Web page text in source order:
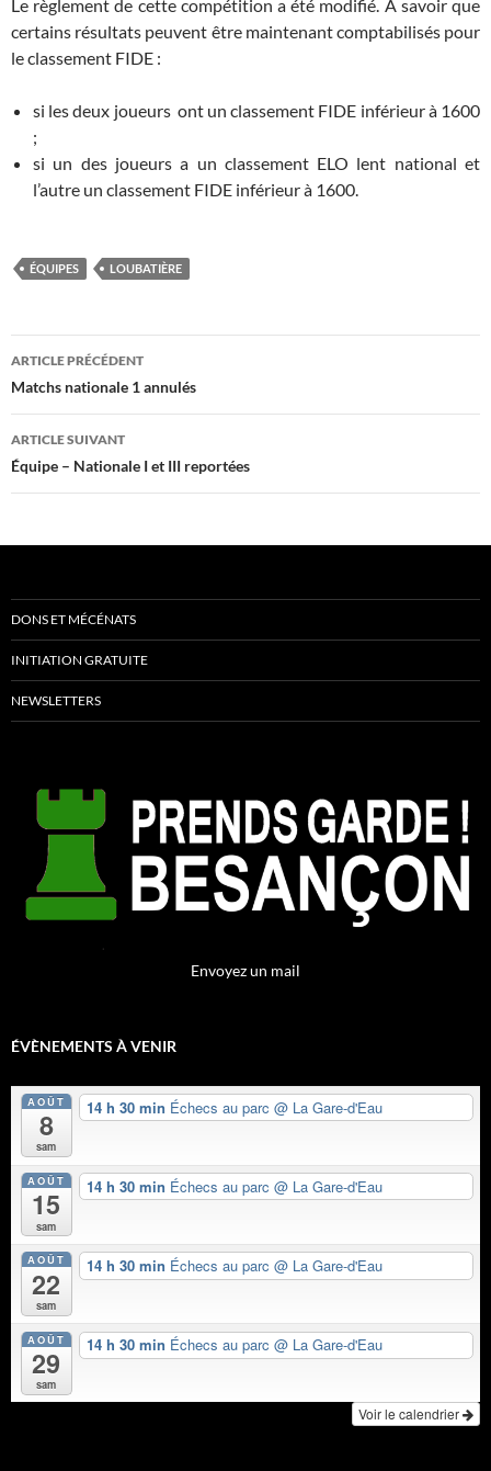
Le règlement de cette compétition a été modifié. À savoir que
certains résultats peuvent être maintenant comptabilisés pour
le classement FIDE :
si les deux joueurs ont un classement FIDE inférieur à 1600
;
si un des joueurs a un classement ELO lent national et
l’autre un classement FIDE inférieur à 1600.
ÉQUIPES LOUBATIÈRE
Navigation
des
articles
ARTICLE PRÉCÉDENT
Matchs nationale 1 annulés
ARTICLE SUIVANT
Équipe – Nationale I et III reportées
DONS ET MÉCÉNATS
INITIATION GRATUITE
NEWSLETTERS
Envoyez un mail
ÉVÈNEMENTS À VENIR
AOÛT
8
sam
14 h 30 min Échecs au parc @ La Gare-d'Eau
AOÛT
15
sam
14 h 30 min Échecs au parc @ La Gare-d'Eau
AOÛT
22
sam
14 h 30 min Échecs au parc @ La Gare-d'Eau
AOÛT
29
sam
14 h 30 min Échecs au parc @ La Gare-d'Eau
Voir le calendrier